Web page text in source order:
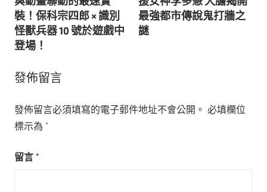
導
覽
裝！保科宗四郎 × 識別
怪獸兵器 10 號於遊戲中
登場！
最強都市傳說鬼打牆之
謎
發佈留言
發佈留言必須填寫的電子郵件地址不會公開。 必填欄位
標示為 *
留言 *